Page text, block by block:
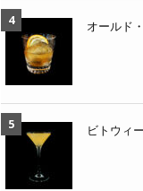
オールド
ビトウィ